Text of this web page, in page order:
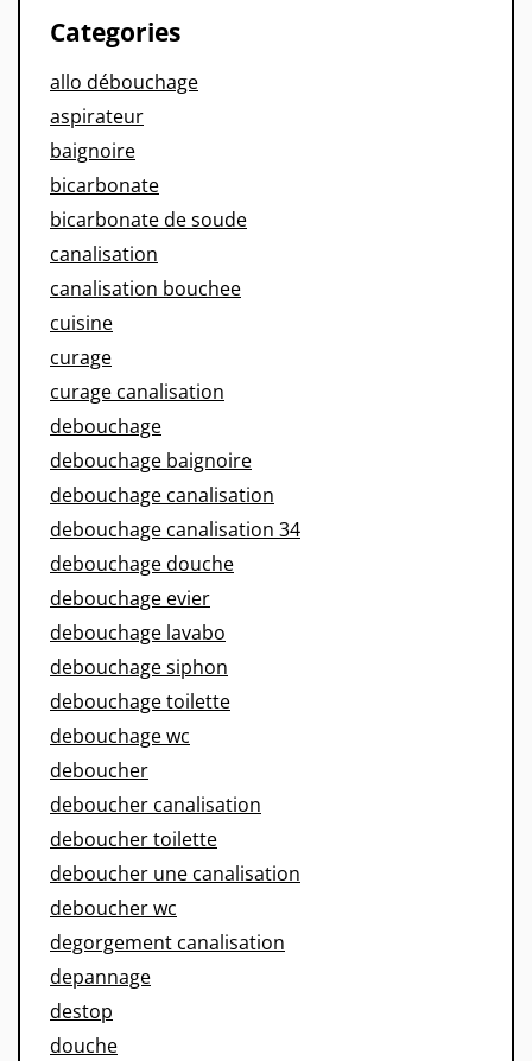
Categories
allo débouchage
aspirateur
baignoire
bicarbonate
bicarbonate de soude
canalisation
canalisation bouchee
cuisine
curage
curage canalisation
debouchage
debouchage baignoire
debouchage canalisation
debouchage canalisation 34
debouchage douche
debouchage evier
debouchage lavabo
debouchage siphon
debouchage toilette
debouchage wc
deboucher
deboucher canalisation
deboucher toilette
deboucher une canalisation
deboucher wc
degorgement canalisation
depannage
destop
douche